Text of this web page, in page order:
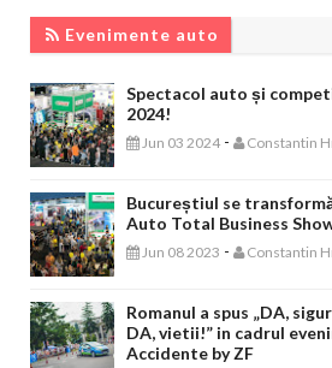
Evenimente auto
Spectacol auto și
2024!
Jun 03 2024 - Constantin
Bucureștiul se
Auto Total Business
Jun 08 2023 - Constantin
Romanul a spus „DA,
DA, vietii!” in cadrul
Accidente by ZF